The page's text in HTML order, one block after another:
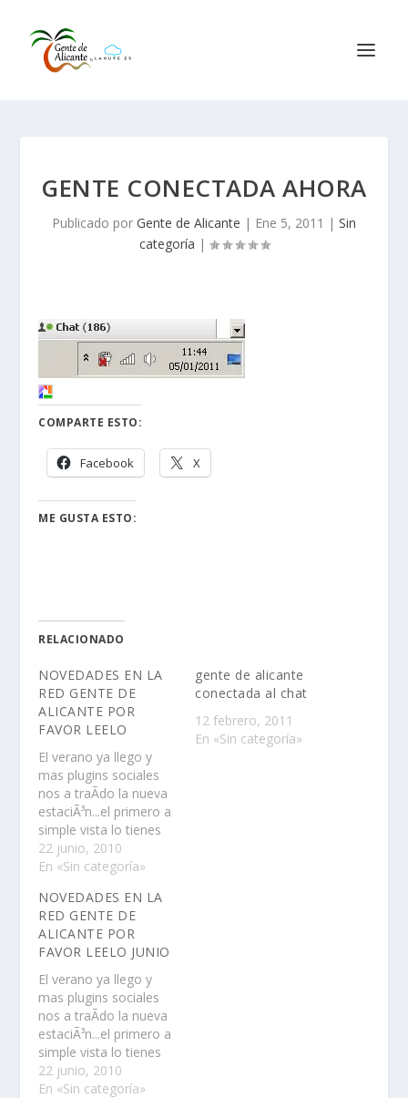
GENTE CONECTADA AHORA
Publicado por Gente de Alicante | Ene 5, 2011 | Sin
categoría |
COMPARTE ESTO:
Facebook X
ME GUSTA ESTO:
RELACIONADO
NOVEDADES EN LA
RED GENTE DE
ALICANTE POR
FAVOR LEELO
El verano ya llego y
mas plugins sociales
nos a traÃ­do la nueva
estaciÃ³n...el primero a
simple vista lo tienes
un fondo mas playero
que nuncaahora hay
roja"arriba a la
derecha" que dice
cuanta gente hay en la
pagina conectada al
mismo tiempo con lo
que si pone…
22 junio, 2010
En «Sin categoría»
gente de alicante
conectada al chat
12 febrero, 2011
En «Sin categoría»
NOVEDADES EN LA
RED GENTE DE
ALICANTE POR
FAVOR LEELO JUNIO
El verano ya llego y
mas plugins sociales
nos a traÃ­do la nueva
estaciÃ³n...el primero a
simple vista lo tienes
un fondo mas playero
que nuncaahora hay
22 junio, 2010
En «Sin categoría»